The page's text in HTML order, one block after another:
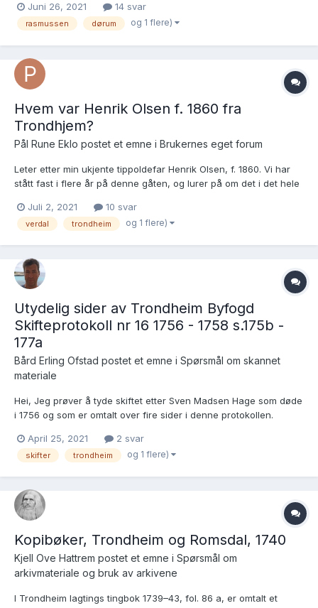
finna desse dødsfalli og kor mange born dei hadde? Eg har òg
vanskar med å idenifisera opphavi...
Juni 26, 2021 14 svar
rasmussen dørum og 1 flere)
Hvem var Henrik Olsen f. 1860 fra
Trondhjem?
Pål Rune Eklo postet et emne i Brukernes eget forum
Leter etter min ukjente tippoldefar Henrik Olsen, f. 1860. Vi har
stått fast i flere år på denne gåten, og lurer på om det i det hele
takk! Vi har få opplysninger om Henrik Olsen, men han er nevnt i
kirkebøken...
Juli 2, 2021 10 svar
verdal trondheim og 1 flere)
Utydelig sider av Trondheim Byfogd
Skifteprotokoll nr 16 1756 - 1758 s.175b -
177a
Bård Erling Ofstad postet et emne i Spørsmål om skannet
materiale
Hei, Jeg prøver å tyde skiftet etter Sven Madsen Hage som døde
i 1756 og som er omtalt over fire sider i denne protokollen.
som skiftet er på s. 176a - 177a blir grøtete når jeg zoomer inn.
Har det vært mulig å fått en bedre oppløsnin...
April 25, 2021 2 svar
skifter trondheim og 1 flere)
Kopibøker, Trondheim og Romsdal, 1740
Kjell Ove Hattrem postet et emne i Spørsmål om
arkivmateriale og bruk av arkivene
I Trondheim lagtings tingbok 1739–43, fol. 86 a, er omtalt et